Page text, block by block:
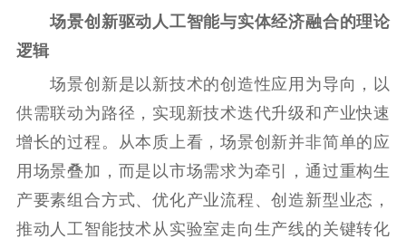
新闻宣传
主题宣传
记者之家
品牌栏目
文化文艺
精品生产 文化惠民
文化传承
文化交流
体制改革
文化产业
紫金文化艺术节
品牌活动 紫艺舞台
场景创新驱动人工智能与实体经济融合的理论
逻辑
场景创新是以新技术的创造性应用为导向，以
供需联动为路径，实现新技术迭代升级和产业快速
增长的过程。从本质上看，场景创新并非简单的应
用场景叠加，而是以市场需求为牵引，通过重构生
产要素组合方式、优化产业流程、创造新型业态，
推动人工智能技术从实验室走向生产线的关键转化